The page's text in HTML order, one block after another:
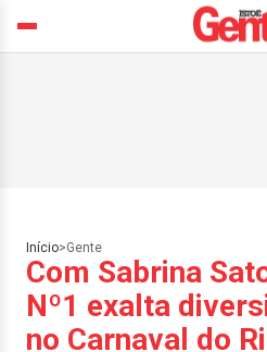
Início>Gente
Com Sabrina
Nº1 exalta
no Carnaval do